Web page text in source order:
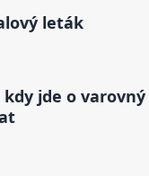
leták
jde o varovný